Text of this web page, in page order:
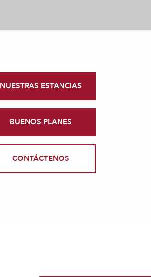
NUESTRAS ESTANCIAS
BUENOS PLANES
CONTÁCTENOS